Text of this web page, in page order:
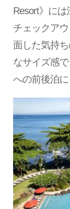
Resort》に
チェックア
面した気持
なサイズ感
への前後泊に